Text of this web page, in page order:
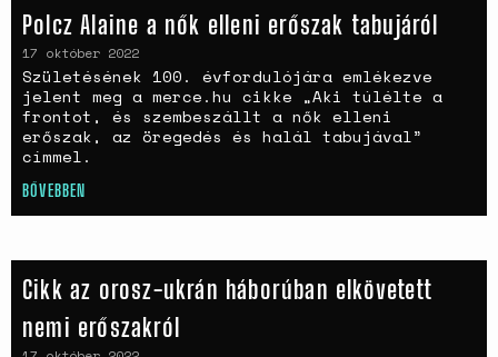
Polcz Alaine a nők elleni erőszak tabujáról
17 október 2022
Születésének 100. évfordulójára emlékezve
jelent meg a merce.hu cikke „Aki túlélte a
frontot, és szembeszállt a nők elleni
erőszak, az öregedés és halál tabujával”
címmel.
BŐVEBBEN
Cikk az orosz-ukrán háborúban elkövetett
nemi erőszakról